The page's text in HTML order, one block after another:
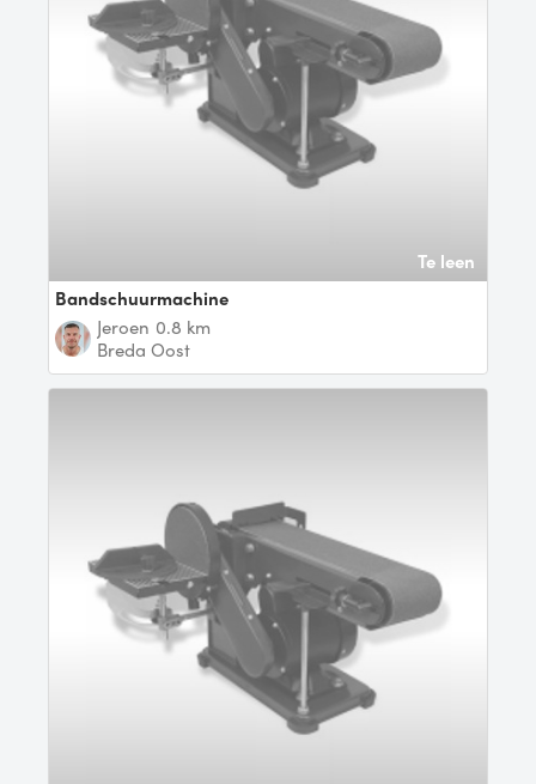
Te leen
bandschuurmachine
Jeroen 0.8 km
Breda Oost